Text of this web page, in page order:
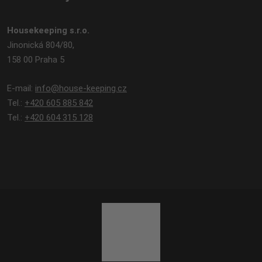
Housekeeping s.r.o.
Jinonická 804/80,
158 00 Praha 5
E-mail: info@house-keeping.cz
Tel.: +420 605 885 842
Tel.: +420 604 315 128